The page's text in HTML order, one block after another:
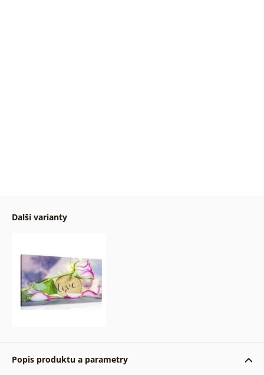
Další varianty
Popis produktu a parametry